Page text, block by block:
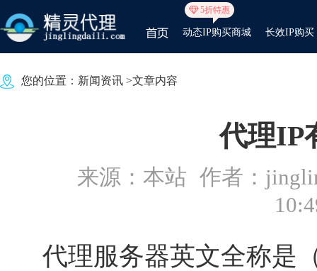
5折特惠
动态IP购买商城 长效IP购买
您的位置： 新闻资讯 >文章内容
代理IP
来源：本站 作者：
代理服务器英文全称是